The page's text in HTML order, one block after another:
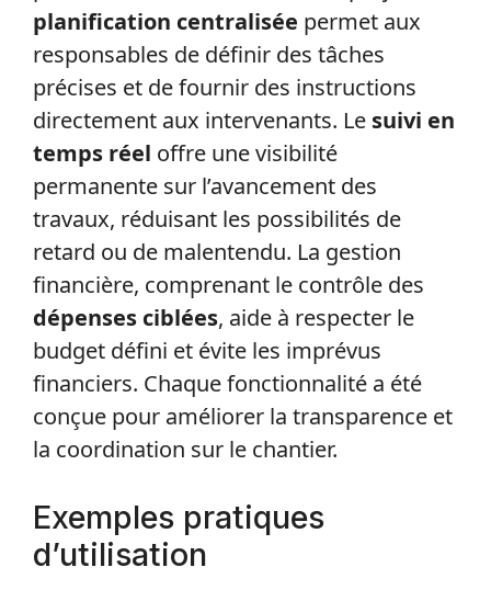
planification centralisée permet aux
responsables de définir des tâches
précises et de fournir des instructions
directement aux intervenants. Le suivi en
temps réel offre une visibilité
permanente sur l’avancement des
travaux, réduisant les possibilités de
retard ou de malentendu. La gestion
financière, comprenant le contrôle des
dépenses ciblées, aide à respecter le
budget défini et évite les imprévus
financiers. Chaque fonctionnalité a été
conçue pour améliorer la transparence et
la coordination sur le chantier.
Exemples pratiques
d’utilisation